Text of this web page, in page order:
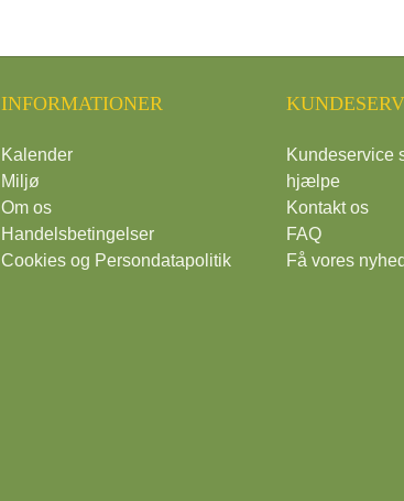
INFORMATIONER
Kalender
Miljø
Om os
Handelsbetingelser
Cookies og Persondatapolitik
Kundeservice
hjælpe
Kontakt os
FAQ
Få vores